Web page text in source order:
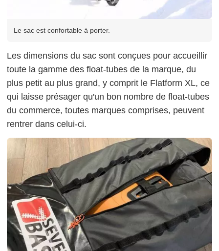
Le sac est confortable à porter.
Les dimensions du sac sont conçues pour accueillir
toute la gamme des float-tubes de la marque, du
plus petit au plus grand, y comprit le Flatform XL, ce
qui laisse présager qu'un bon nombre de float-tubes
du commerce, toutes marques comprises, peuvent
rentrer dans celui-ci.